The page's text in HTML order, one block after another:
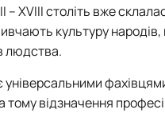
– XVIII століть вже
культуру
людства.
універсальними
тому відзначення